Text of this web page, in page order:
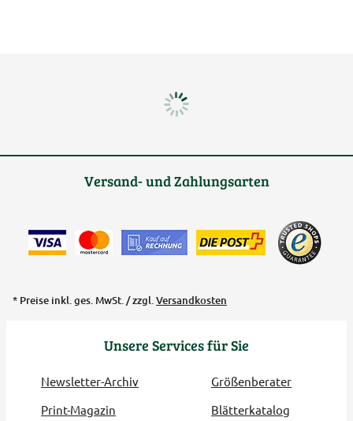
Unsere Services für Sie
Newsletter-Archiv
Größenberater
Print-Magazin
Blätterkatalog
Versand- und Zahlungsarten
* Preise inkl. ges. MwSt. / zzgl.Versandkosten